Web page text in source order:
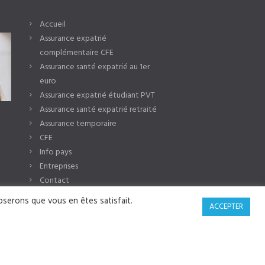
Accueil
Assurance expatrié
complémentaire CFE
Assurance santé expatrié au 1er
euro
Assurance expatrié étudiant PVT
Assurance santé expatrié retraité
Assurance temporaire
CFE
Info pays
Entreprises
Contact
que vous en êtes satisfait.
ACCEPTER